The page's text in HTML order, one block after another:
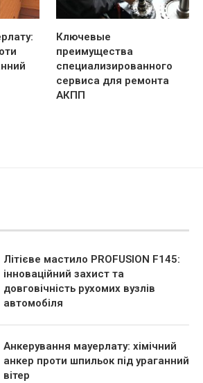
Ключевые
преимущества
специализированного
сервиса для ремонта
АКПП
Літієве мастило PROFUSION F145:
інноваційний захист та
довговічність рухомих вузлів
автомобіля
Анкерування мауерлату: хімічний
анкер проти шпильок під ураганний
вітер